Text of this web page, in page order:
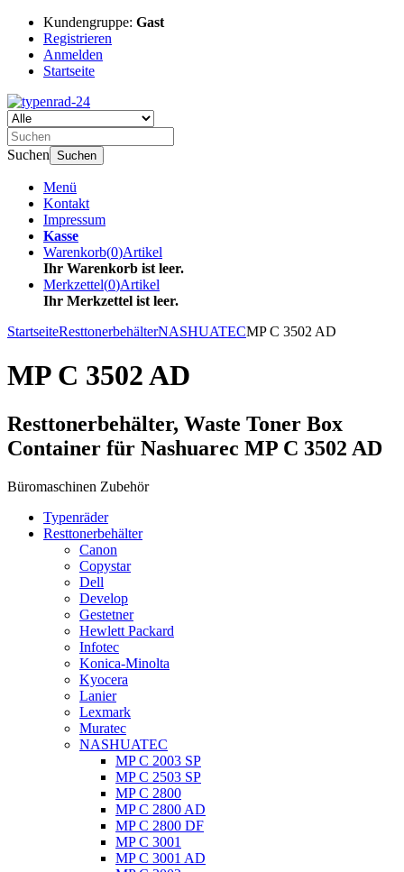
Kundengruppe: Gast
Registrieren
Anmelden
Startseite
Suchen Suchen
Menü
Kontakt
Impressum
Kasse
Warenkorb(0)Artikel
Ihr Warenkorb ist leer.
Merkzettel(0)Artikel
Ihr Merkzettel ist leer.
StartseiteResttonerbehälterNASHUATECMP C 3502 AD
MP C 3502 AD
Resttonerbehälter, Waste Toner Box
Container für Nashuarec MP C 3502 AD
Büromaschinen Zubehör
Typenräder
Resttonerbehälter
Canon
Copystar
Dell
Develop
Gestetner
Hewlett Packard
Infotec
Konica-Minolta
Kyocera
Lanier
Lexmark
Muratec
NASHUATEC
MP C 2003 SP
MP C 2503 SP
MP C 2800
MP C 2800 AD
MP C 2800 DF
MP C 3001
MP C 3001 AD